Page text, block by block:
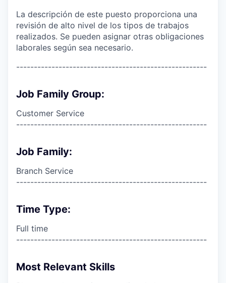
La descripción de este puesto proporciona una
revisión de alto nivel de los tipos de trabajos
realizados. Se pueden asignar otras obligaciones
laborales según sea necesario.
------------------------------------------------------
Job Family Group:
Customer Service
------------------------------------------------------
Job Family:
Branch Service
------------------------------------------------------
Time Type:
Full time
------------------------------------------------------
Most Relevant Skills